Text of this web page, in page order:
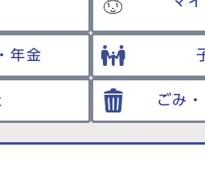
年金
ごみ